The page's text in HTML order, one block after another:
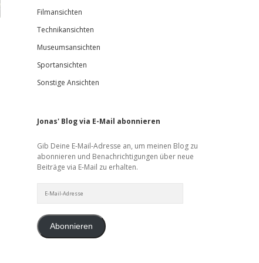
Filmansichten
Technikansichten
Museumsansichten
Sportansichten
Sonstige Ansichten
Jonas' Blog via E-Mail abonnieren
Gib Deine E-Mail-Adresse an, um meinen Blog zu
abonnieren und Benachrichtigungen über neue
Beiträge via E-Mail zu erhalten.
Mail-
Abonnieren